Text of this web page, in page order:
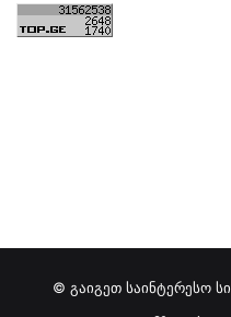
© გაიგეთ საინტერესო